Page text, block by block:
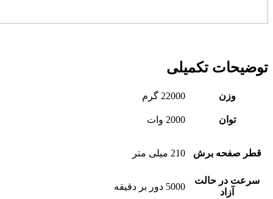
توضیحات تکمیلی
وزن 22000 گرم
توان 2000 وات
قطر صفحه برش 210 میلی متر
سرعت در حالت
آزاد
5000 دور بر دقیقه